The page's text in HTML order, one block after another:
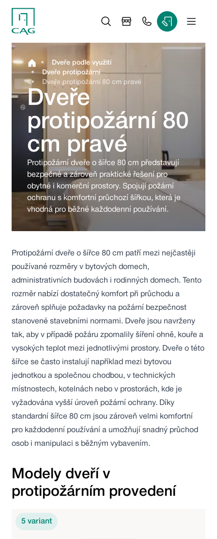
•
Dveře podle využití
•
Dveře protipožární
•
Dveře protipožární 80 cm pravé
Dveře
protipožární 80
cm pravé
Protipožární dveře o šířce 80 cm představují
bezpečné a zároveň praktické řešení pro
obytné i komerční prostory. Spojují požární
ochranu s komfortní průchozí šířkou, která je
vhodná pro běžné každodenní používání.
Protipožární dveře o šířce 80 cm patří mezi nejčastěji
používané rozměry v bytových domech,
administrativních budovách i rodinných domech. Tento
rozměr nabízí dostatečný komfort při průchodu a
zároveň splňuje požadavky na požární bezpečnost
stanovené stavebními normami. Dveře jsou navrženy
tak, aby v případě požáru zpomalily šíření ohně, kouře a
vysokých teplot mezi jednotlivými prostory. Dveře o této
šířce se často instalují například mezi bytovou
jednotkou a společnou chodbou, v technických
místnostech, kotelnách nebo v prostorách, kde je
vyžadována vyšší úroveň požární ochrany. Díky
standardní šířce 80 cm jsou zároveň velmi komfortní
pro každodenní používání a umožňují snadný průchod
osob i manipulaci s běžným vybavením.
Modely dveří v
protipožárním provedení
5 variant